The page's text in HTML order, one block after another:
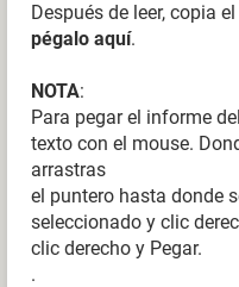
Después de leer, copia
pégalo aquí.
NOTA:
Para pegar el informe
texto con el mouse.
arrastras
el puntero hasta donde
seleccionado y clic
clic derecho y Pegar.
.